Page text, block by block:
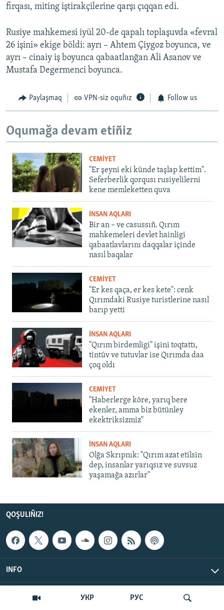
УКР РУС
firqası, miting iştirakçilerine qarşı çıqqan edi.
Rusiye mahkemesi iyül 20-de qapalı toplaşuvda «fevral
26 işini» ekige böldi: ayrı – Ahtem Çiygoz boyunca, ve
ayrı – cinaiy iş boyunca qabaatlanğan Ali Asanov ve
Mustafa Degermenci boyunca.
Paylaşmaq VPN-siz oquñız Follow us
Oqumağa devam etiñiz
CEMİYET
"Er şeyni eki künde taşlap kettim".
Seferberlik qorqusı rusiyelilerni
kene memleketten quva
İNSAN AQLARI
Bir an – ve casussıñ. Qırım
mahkemeleri devlet hainligi
qabaatlavlarını daqqalar içinde
nasıl baqalar
CEMİYET
"Er kes qaça, er kes kete": cenk
Qırımdaki Rusiye turistlerine nasıl
barıp yetti
İNSAN AQLARI
"Qırım birdemligi" işini toqtattı,
tintüv ve tutuvlar ise Qırımda daa
çoq oldı
CEMİYET
"Haberlerge köre, yarıq bere
ekenler, amma biz bütünley
ekektriksizmiz"
İNSAN AQLARI
Olğa Skrıpnık: "Qırım azat etilsin
dep, insanlar yarıqsız ve suvsuz
yaşamağa azırlar"
QOŞULIÑIZ!
INFO
© Qırım.Aqiqat, 2026 | All Rights Reserved.